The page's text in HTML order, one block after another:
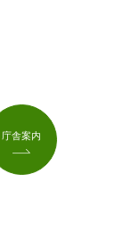
庁舎案内